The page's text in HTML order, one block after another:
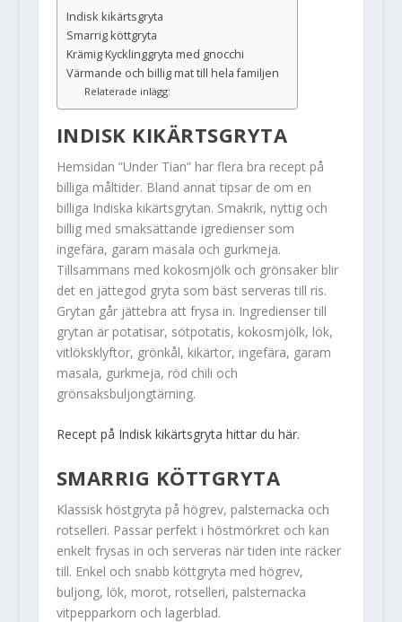
Indisk kikärtsgryta
Smarrig köttgryta
Krämig Kycklinggryta med gnocchi
Värmande och billig mat till hela familjen
Relaterade inlägg:
INDISK KIKÄRTSGRYTA
Hemsidan ”Under Tian” har flera bra recept på
billiga måltider. Bland annat tipsar de om en
billiga Indiska kikärtsgrytan. Smakrik, nyttig och
billig med smaksättande igredienser som
ingefära, garam masala och gurkmeja.
Tillsammans med kokosmjölk och grönsaker blir
det en jättegod gryta som bäst serveras till ris.
Grytan går jättebra att frysa in. Ingredienser till
grytan är potatisar, sötpotatis, kokosmjölk, lök,
vitlöksklyftor, grönkål, kikärtor, ingefära, garam
masala, gurkmeja, röd chili och
grönsaksbuljongtärning.
Recept på Indisk kikärtsgryta hittar du här.
SMARRIG KÖTTGRYTA
Klassisk höstgryta på högrev, palsternacka och
rotselleri. Passar perfekt i höstmörkret och kan
enkelt frysas in och serveras när tiden inte räcker
till. Enkel och snabb köttgryta med högrev,
buljong, lök, morot, rotselleri, palsternacka
vitpepparkorn och lagerblad.